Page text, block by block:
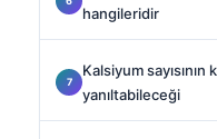
hangileridir
Kalsiyum
yanıltabileceği